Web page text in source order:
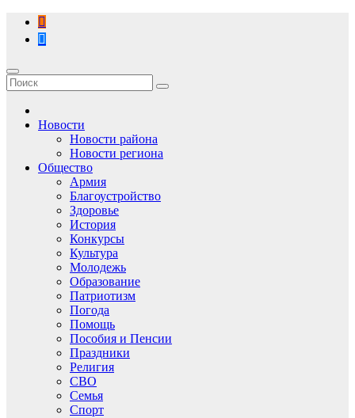
Перейти
содержимому
Новости
Новости района
Новости региона
Общество
Армия
Благоустройство
Здоровье
История
Конкурсы
Культура
Молодежь
Образование
Патриотизм
Погода
Помощь
Пособия и Пенсии
Праздники
Религия
СВО
Семья
Спорт